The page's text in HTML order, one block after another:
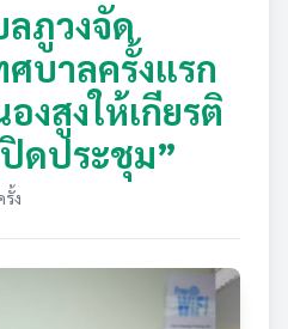
ภูวงจัด
บาลครั้งแรก
งสูงให้เกียรติ
ดประชุม”
ง